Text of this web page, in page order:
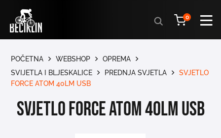
Products
search
0
POČETNA WEBSHOP
OPREMA
SVIJETLA I BLJESKALICE
PREDNJA SVJETLA
SVJETLO
FORCE ATOM 40LM USB
SVJETLO FORCE ATOM 40LM USB